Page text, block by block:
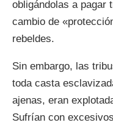
obligándolas a pagar
cambio de
rebeldes.
Sin embargo, las
toda casta
ajenas, eran
Sufrían con